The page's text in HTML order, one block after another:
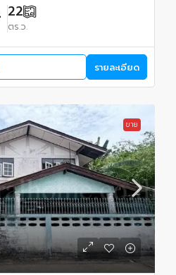
22
ตร.ว.
รายละเอียด
ขาย